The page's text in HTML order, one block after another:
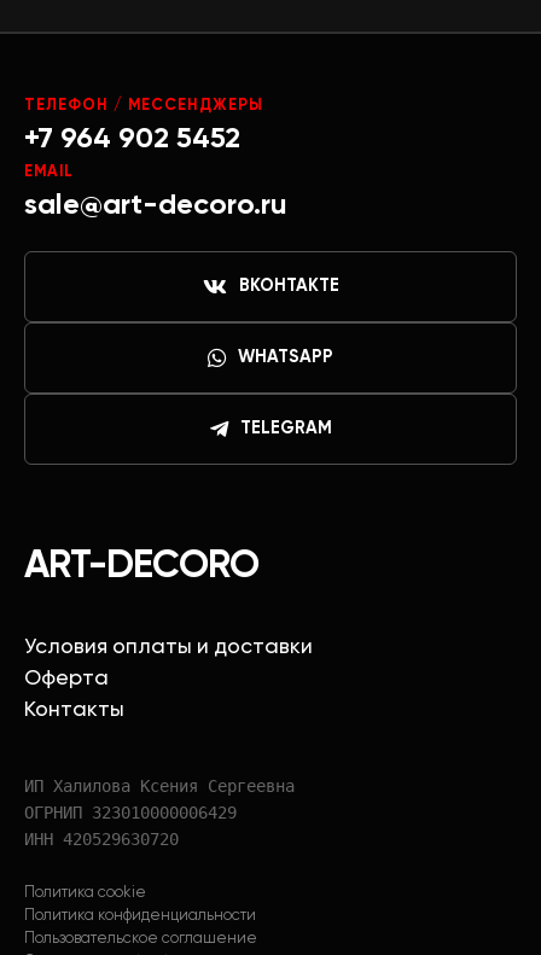
ART-DECORO
Условия оплаты и доставки
Оферта
Контакты
ИП Халилова Ксения Сергеевна
ОГРНИП 323010000006429
ИНН 420529630720
Политика cookie
Политика конфиденциальности
Пользовательское соглашение
ТЕЛЕФОН / МЕССЕНДЖЕРЫ
+7 964 902 5452
EMAIL
sale@art-decoro.ru
ВКОНТАКТЕ
WHATSAPP
TELEGRAM